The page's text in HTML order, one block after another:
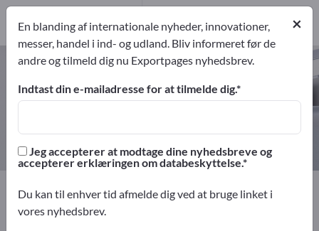
Personligt beskyttelsesudstyr –
find producenter og leverandører
Producent
Exportpages
Sikkerhed & beskyttelse
Beskyttelsesudstyr
Personligt beskyttelsesudstyr
×
En blanding af internationale nyheder, innovationer,
messer, handel i ind- og udland. Bliv informeret før de
andre og tilmeld dig nu Exportpages nyhedsbrev.
Indtast din e-mailadresse for at tilmelde dig.
Jeg accepterer at modtage dine nyhedsbreve og
accepterer erklæringen om databeskyttelse.
Du kan til enhver tid afmelde dig ved at bruge linket i
vores nyhedsbrev.